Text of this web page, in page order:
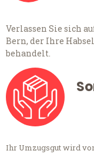
Verlassen Sie sich
Bern, der Ihre
behandelt.
Ihr Umzugsgut wird